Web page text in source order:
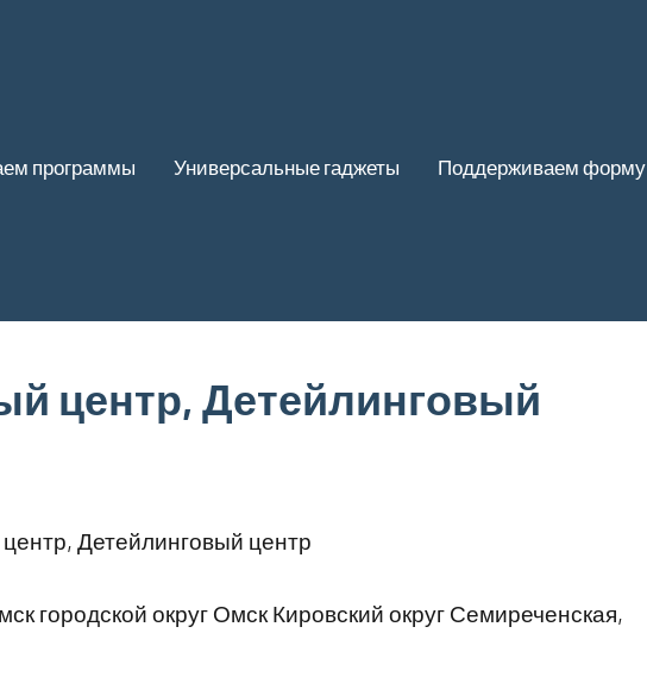
программы Универсальные гаджеты Поддерживаем форму
центр, Детейлинговый
Детейлинговый центр
городской округ Омск Кировский округ Семиреченская,